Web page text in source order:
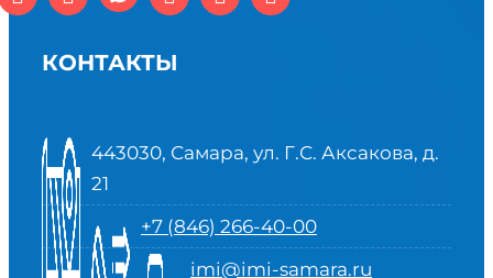
КОНТАКТЫ
443030, Самара, ул. Г.С. Аксакова, д.
21
+7 (846) 266-40-00
imi@imi-samara.ru